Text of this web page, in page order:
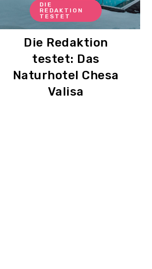
DIE
REDAKTION
TESTET
Die Redaktion
testet: Das
Naturhotel Chesa
Valisa